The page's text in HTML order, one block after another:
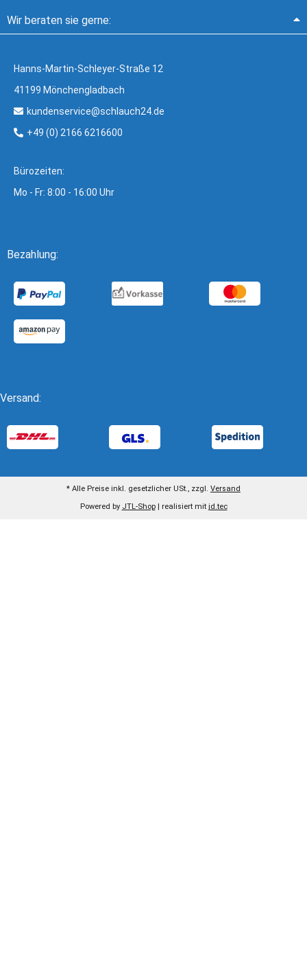
Wir beraten sie gerne:
Hanns-Martin-Schleyer-Straße 12
41199 Mönchengladbach
kundenservice@schlauch24.de
+49 (0) 2166 6216600
Bürozeiten:
Mo - Fr: 8:00 - 16:00 Uhr
Bezahlung:
Versand:
* Alle Preise inkl. gesetzlicher USt., zzgl. Versand
Powered by JTL-Shop | realisiert mit jd.tec